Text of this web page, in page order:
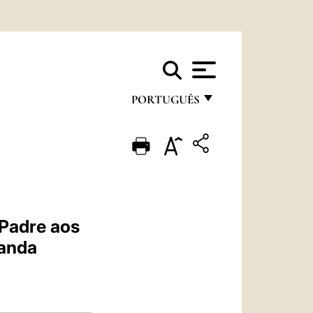
PORTUGUÊS
ENGLISH
aos